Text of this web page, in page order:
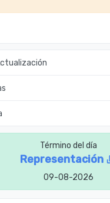
Término del día
Representación
09-08-2026